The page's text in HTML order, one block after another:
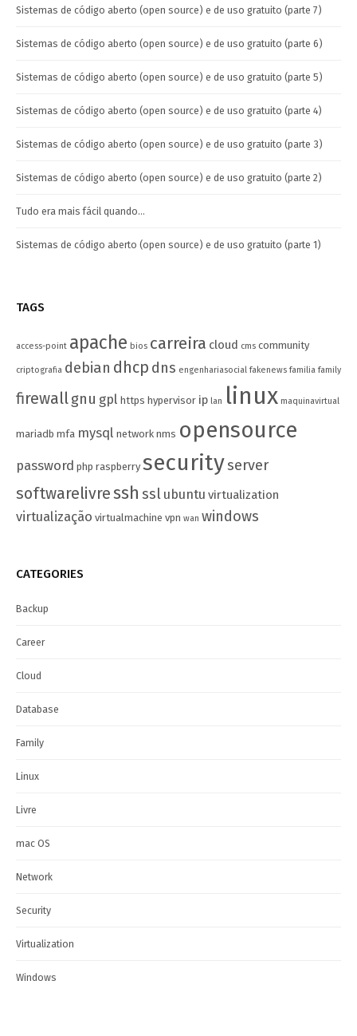
Sistemas de código aberto (open source) e de uso gratuito (parte 7)
Sistemas de código aberto (open source) e de uso gratuito (parte 6)
Sistemas de código aberto (open source) e de uso gratuito (parte 5)
Sistemas de código aberto (open source) e de uso gratuito (parte 4)
Sistemas de código aberto (open source) e de uso gratuito (parte 3)
Sistemas de código aberto (open source) e de uso gratuito (parte 2)
Tudo era mais fácil quando…
Sistemas de código aberto (open source) e de uso gratuito (parte 1)
TAGS
access-point apache bios carreira cloud cms community
criptografia debian dhcp dns engenhariasocial fakenews familia family
firewallgnu gpl https hypervisor ip lan linux maquinavirtual
mariadb mfa mysql network nms opensource
password php raspberry securityserver
softwarelivressh ssl ubuntu virtualization
virtualização virtualmachine vpn wan windows
CATEGORIES
Backup
Career
Cloud
Database
Family
Linux
Livre
mac OS
Network
Security
Virtualization
Windows